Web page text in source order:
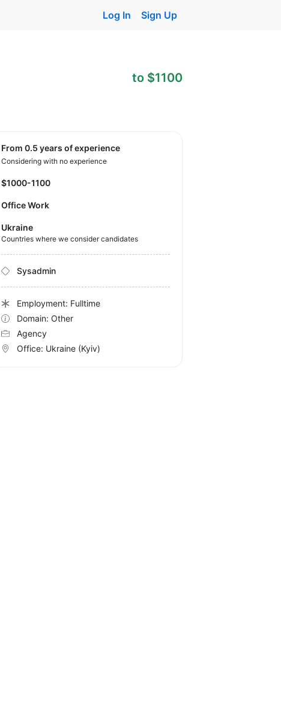
Log In Sign Up
to $1100
from 0.5 years of experience
Considering with no experience
$1000-1100
Office Work
Ukraine
Countries where we consider candidates
Sysadmin
Employment: Fulltime
Domain: Other
Agency
Office: Ukraine (Kyiv)